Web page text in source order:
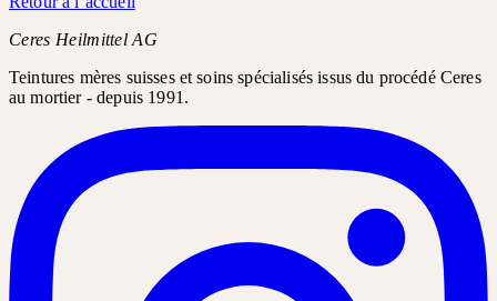
Ceres Heilmittel AG
Teintures mères suisses et soins spécialisés issus du procédé Ceres
au mortier - depuis 1991.